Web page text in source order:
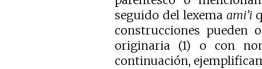
seguido del lexema ami’i
construcciones pueden
originaria (1) o con
continuación,